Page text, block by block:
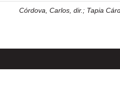
Córdova, Carlos, dir. ; Tapia